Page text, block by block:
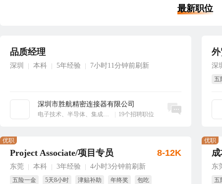
最新职位
品质经理
深圳 本科 5年经验 7小时11分钟前刷新
深圳市胜航精密连接器有限公司
电子技术、半导体、集成电路 19个招聘职位
立即沟通
深
五
Project Associate/项目专员
东莞 本科 3年经验 4小时3分钟前刷新
五险一金 5天8小时 津贴补助 年终奖
包吃
优职
8-12K
东
五
优职